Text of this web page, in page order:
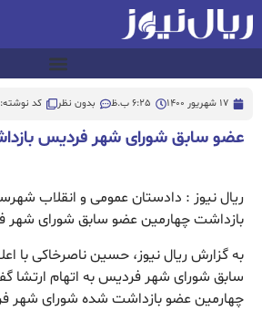
17 شهریور 1400 6:25 ب.ظ بدون نظر کد نوشته: 16659
عضو سابق شورای شهر فردیس
ریال نیوز : دادستان عمومی و انقلاب
بازداشت چهارمین عضو سابق شورای شهر
به گزارش ریال نیوز، حسین ناصرخاکی با
سابق شورای شهر فردیس به اتهام ارتشا
چهارمین عضو بازداشت شده شورای شهر